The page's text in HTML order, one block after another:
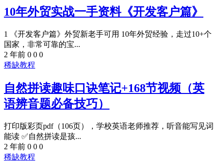
10年外贸实战一手资料《开发客户篇》
1 《开发客户篇》外贸新老手可用 10年外贸经验，走过10+个
国家，非常可靠的宝...
2 年前 0 0 0
稀缺教程
自然拼读趣味口诀笔记+168节视频（英
语辨音题必备技巧）
打印版彩页pdf（106页），学校英语老师推荐，听音能写见词
能读 ✅自然拼读是孩...
2 年前 0 0 0
稀缺教程